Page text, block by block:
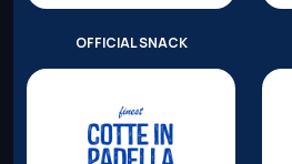
OFFICIAL SNACK